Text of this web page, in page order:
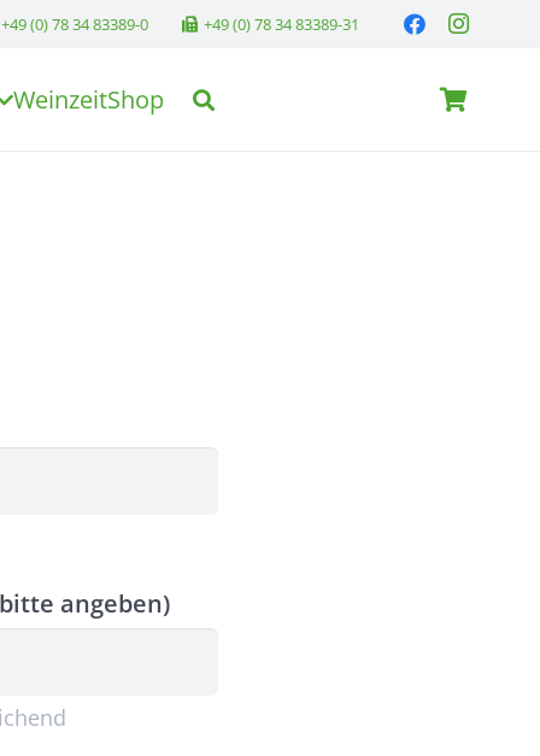
+49 (0) 78 34 83389-0 +49 (0) 78 34 83389-31
WeinzeitShop
angeben)